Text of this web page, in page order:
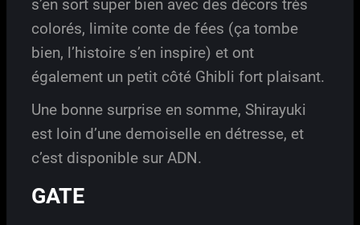
s’en sort super bien avec des décors très
colorés, limite conte de fées (ça tombe
bien, l’histoire s’en inspire) et ont
également un petit côté Ghibli fort plaisant.
Une bonne surprise en somme, Shirayuki
est loin d’une demoiselle en détresse, et
c’est disponible sur ADN.
GATE